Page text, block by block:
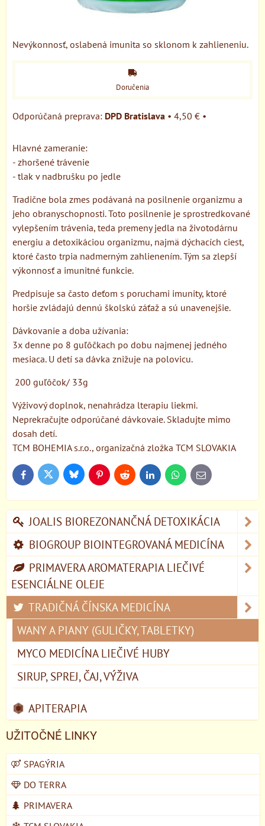
Nevýkonnosť, oslabená imunita so sklonom k zahlieneniu.
Doručenia
DPD Bratislava • 4,50 € •
Hlavné zameranie:
- zhoršené trávenie
- tlak v nadbrušku po jedle
Tradične bola zmes podávaná na posilnenie organizmu a
jeho obranyschopnosti. Toto posilnenie je sprostredkované
vylepšením trávenia, teda premeny jedla na životodárnu
energiu a detoxikáciou organizmu, najmä dýchacích ciest,
ktoré často trpia nadmerným zahlienením. Tým sa zlepší
výkonnosť a imunitné funkcie.
Predpisuje sa často deťom s poruchami imunity, ktoré
horšie zvládajú dennú školskú záťaž a sú unavenejšie.
Dávkovanie a doba užívania:
3x denne po 8 guľôčkach po dobu najmenej jedného
mesiaca. U detí sa dávka znižuje na polovicu.
200 guľôčok/ 33g
Výživový doplnok, nenahrádza lterapiu liekmi.
Neprekračujte odporúčané dávkovaie. Skladujte mimo
dosah detí.
TCM BOHEMIA s.r.o., organizačná zložka TCM SLOVAKIA
FacebookTwitter BlueskyPinterestReddit LinkedInWhatsApp
E-
mail
JOALIS BIOREZONANČNÁ DETOXIKÁCIA
BIOGROUP BIOINTEGROVANÁ MEDICÍNA
PRIMAVERA AROMATERAPIA LIEČIVÉ
ESENCIÁLNE OLEJE
TRADIČNÁ ČÍNSKA MEDICÍNA
WANY A PIANY (GULIČKY, TABLETKY)
MYCO MEDICÍNA LIEČIVÉ HUBY
SIRUP, SPREJ, ČAJ, VÝŽIVA
APITERAPIA
UŽITOČNÉ LINKY
SPAGÝRIA
DO TERRA
PRIMAVERA